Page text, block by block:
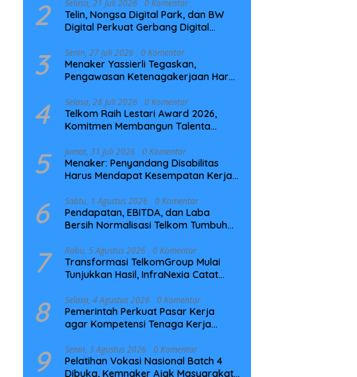
2 Selasa, 21 Juli 2026 0 Komentar
Telin, Nongsa Digital Park, dan BW
Digital Perkuat Gerbang Digital
NCC
3 Senin, 27 Juli 2026 0 Komentar
Menaker Yassierli Tegaskan,
Pengawasan Ketenagakerjaan Harus
4 Selasa, 28 Juli 2026 0 Komentar
Telkom Raih Lestari Award 2026,
Komitmen Membangun Talenta
5 Jumat, 31 Juli 2026 0 Komentar
Menaker: Penyandang Disabilitas
Harus Mendapat Kesempatan Kerja
6 Sabtu, 1 Agustus 2026 0 Komentar
Pendapatan, EBITDA, dan Laba
Bersih Normalisasi Telkom Tumbuh
7 Rabu, 5 Agustus 2026 0 Komentar
Transformasi TelkomGroup Mulai
Tunjukkan Hasil, InfraNexia Catat
Digital Nasional
8 Selasa, 4 Agustus 2026 0 Komentar
Pemerintah Perkuat Pasar Kerja
agar Kompetensi Tenaga Kerja
9 Senin, 3 Agustus 2026 0 Komentar
Pelatihan Vokasi Nasional Batch 4
Dibuka, Kemnaker Ajak Masyarakat